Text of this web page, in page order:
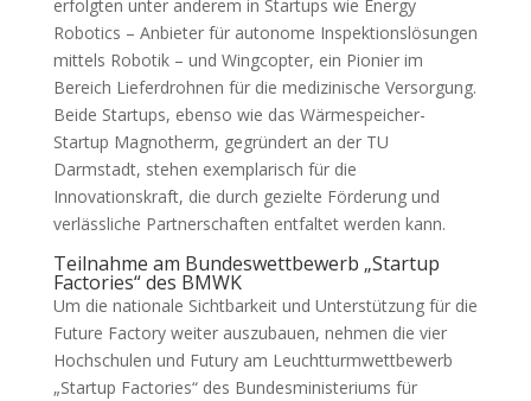
erfolgten unter anderem in Startups wie Energy
Robotics – Anbieter für autonome Inspektionslösungen
mittels Robotik – und Wingcopter, ein Pionier im
Bereich Lieferdrohnen für die medizinische Versorgung.
Beide Startups, ebenso wie das Wärmespeicher-
Startup Magnotherm, gegründert an der TU
Darmstadt, stehen exemplarisch für die
Innovationskraft, die durch gezielte Förderung und
verlässliche Partnerschaften entfaltet werden kann.
Teilnahme am Bundeswettbewerb „Startup
Factories“ des BMWK
Um die nationale Sichtbarkeit und Unterstützung für die
Future Factory weiter auszubauen, nehmen die vier
Hochschulen und Futury am Leuchtturmwettbewerb
„Startup Factories“ des Bundesministeriums für